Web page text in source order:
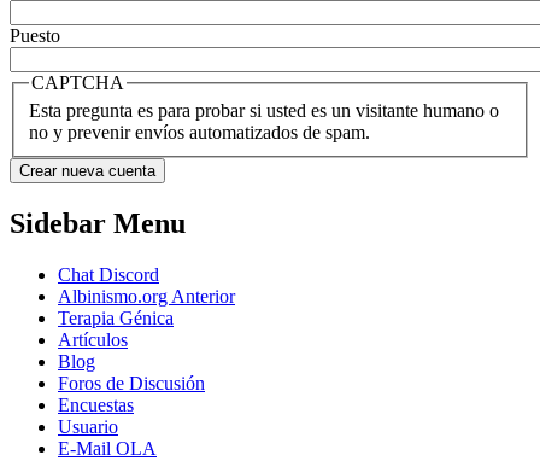
Puesto
CAPTCHA
Esta pregunta es para probar si usted es un visitante humano o
no y prevenir envíos automatizados de spam.
Sidebar Menu
Chat Discord
Albinismo.org Anterior
Terapia Génica
Artículos
Blog
Foros de Discusión
Encuestas
Usuario
E-Mail OLA